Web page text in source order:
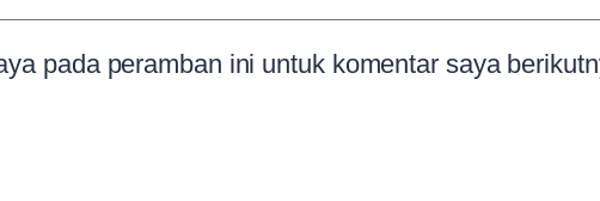
pada peramban ini untuk komentar saya